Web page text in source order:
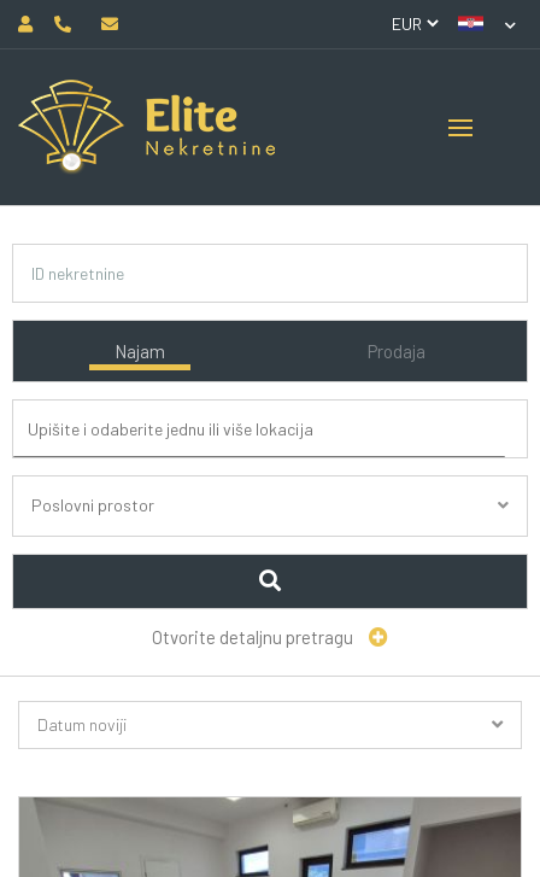
Najam Prodaja
Poslovni prostor
Otvorite detaljnu pretragu
Datum noviji